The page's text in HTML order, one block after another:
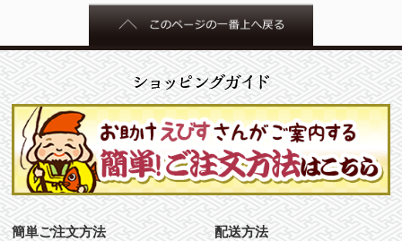
簡単ご注文方法 配送方法